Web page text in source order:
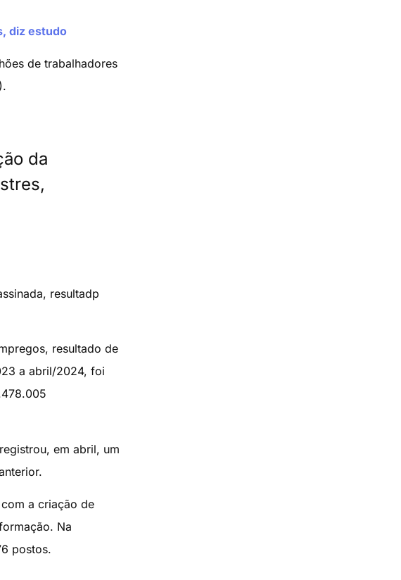
diz estudo
de trabalhadores
da
resultadp
resultado de
a abril/2024, foi
em abril, um
a criação de
Na
postos.